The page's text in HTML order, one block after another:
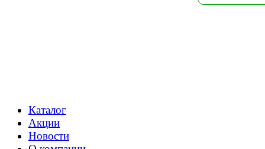
Каталог
Акции
Новости